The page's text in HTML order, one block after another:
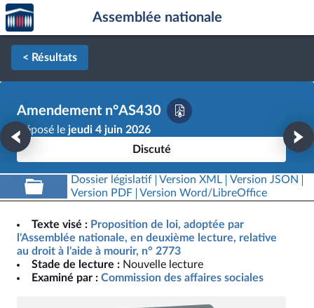
Aller au contenu
Aller en bas de la page
Accèder
à la
page
d'accueil
Assemblée nationale
< Résultats
Amendement n°AS430
Déposé le jeudi 4 juin 2026
Discuté
Dossier législatif Version XML
Version JSON
Version PDF
Version Word/LibreOffice
Texte visé : Proposition de loi, adoptée par
l'Assemblée nationale, en deuxième lecture, relative
au droit à l'aide à mourir, n° 2773
Stade de lecture : Nouvelle lecture
Examiné par : Commission des affaires sociales